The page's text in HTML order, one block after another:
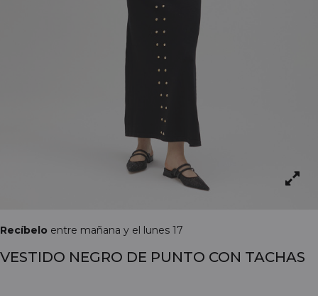
Recíbelo entre mañana y el lunes 17
VESTIDO NEGRO DE PUNTO CON TACHAS